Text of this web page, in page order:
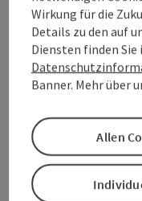
zum
PDF erstellen
Wirkung für die
Details zu den auf
Diensten finden Sie
Banner. Mehr über
Allen